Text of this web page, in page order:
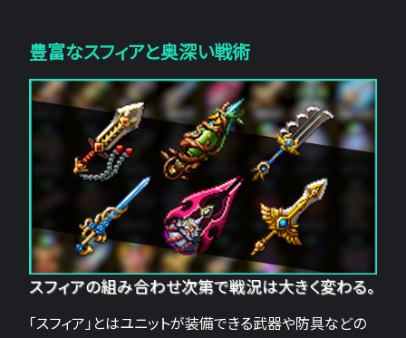
豊富なスフィアと奥深い戦術
スフィアの組み合わせ次第で戦況は大きく変わる。
「スフィア」とはユニットが装備できる武器や防具などの